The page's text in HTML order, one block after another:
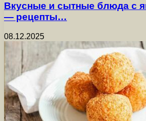
Вкусные и сытные блюда с
— рецепты…
08.12.2025